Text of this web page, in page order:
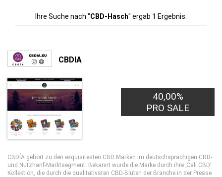
Ihre Suche nach "CBD-Hasch" ergab 1 Ergebnis.
CBDIA
40,00%
PRO SALE
CBDÍA gehört zu den exquisitesten CBD Marken im deutschsprachigen CBD-
und Nutzhanf-Marktsegment. Bekannt wurde die Marke durch ihre ‚Cali CBD‘
Kollektion, die durch die qualitativsten CBD-Blüten der Branche in der Presse